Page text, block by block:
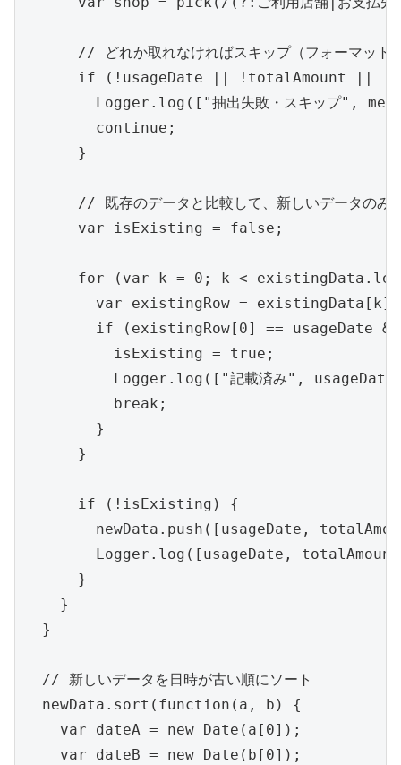
// どれか取れなければスキップ（フォーマット
if (!usageDate || !totalAmount ||
Logger.log(["抽出失敗・スキップ",
        continue;
      }
// 既存のデータと比較して、新しいデータのみ
      var isExisting = false;
for (var k = 0; k <
        var existingRow = existingData[k];
if (existingRow[0] == usageDate
          isExisting = true;
Logger.log(["記載済み",
          break;
        }
      }
      if (!isExisting) {
newData.push([usageDate,
Logger.log([usageDate,
      }
    }
  }
  // 新しいデータを日時が古い順にソート
  newData.sort(function(a, b) {
    var dateA = new Date(a[0]);
    var dateB = new Date(b[0]);